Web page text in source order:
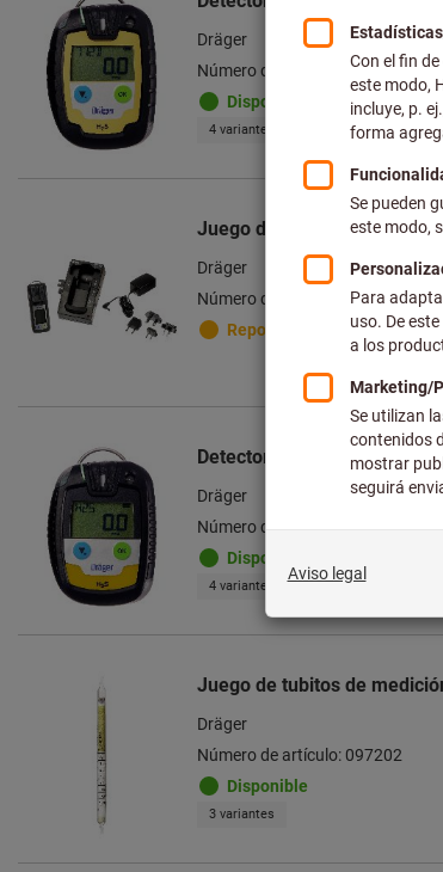
Dräger
Número de artículo: 097198
Disponible
4 variantes
Juego de detector de
Dräger
Número de artículo: 097217
Reposición
Detector de un solo gas
Dräger
Número de artículo: 097199
Disponible
4 variantes
Juego de tubitos de
Dräger
Número de artículo: 097202
Disponible
3 variantes